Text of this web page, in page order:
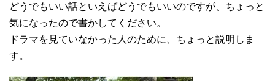
どうでもいい話といえばどうでもいいのですが、ちょっと
気になったので書かしてください。
ドラマを見ていなかった人のために、ちょっと説明しま
す。